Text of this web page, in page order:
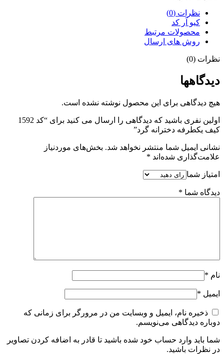
نظرات (0)
کیو آر کد
محصولات مرتبط
روش های ارسال
نظرات (0)
دیدگاهها
هیچ دیدگاهی برای این محصول نوشته نشده است.
اولین نفری باشید که دیدگاهی را ارسال می کنید برای “کد 1592
کیف یکطرفه دخترانه گرد”
نشانی ایمیل شما منتشر نخواهد شد. بخش‌های موردنیاز
علامت‌گذاری شده‌اند *
امتیاز شما
دیدگاه شما *
نام *
ایمیل *
ذخیره نام، ایمیل و وبسایت من در مرورگر برای زمانی که
دوباره دیدگاهی می‌نویسم.
شما باید وارد حساب خود شده باشید تا قادر به اضافه کردن تصاویر
در نظرات باشید.